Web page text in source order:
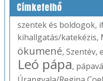
Címkefelhő
szentek és boldogok,
kihallgatás/katekézis,
ökumené, Szentév,
Leó pápa,